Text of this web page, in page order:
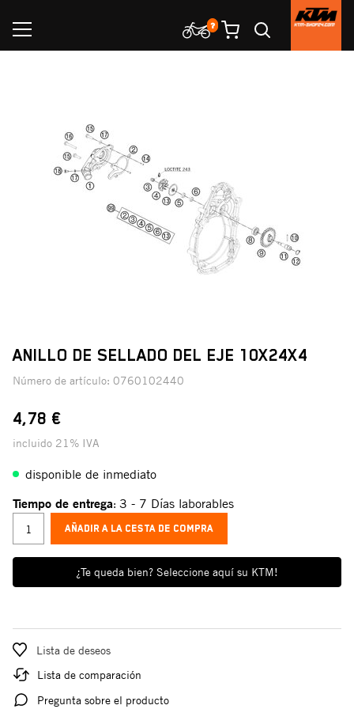
ANILLO DE SELLADO DEL EJE 10X24X4
Número de artículo: 0760102440
4,78 €
incluido 21% IVA
disponible de inmediato
Tiempo de entrega: 3 - 7 Días laborables
¿Te queda bien? Seleccione aquí su KTM!
AÑADIR A LA CESTA DE COMPRA
Lista de deseos
Lista de comparación
Pregunta sobre el producto